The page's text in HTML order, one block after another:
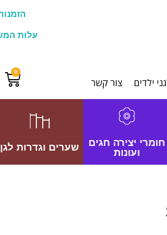
ילדים צור קשר
עלות
חומרי יצירה חגים
ועונות
שערים וגדרות לגן